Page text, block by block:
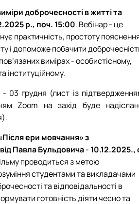
доброчесності в житті та
р., поч. 15:00. Вебінар - це
практичність, простоту
і допоможе побачити
вимірах - особистісному,
інституційному.
- 03 грудня (лист із
Zoom на захід буде
ери мовчання» з
Павла Бульдовича- 10.12.2025.,
проводиться з метою
студентами та викладачами
та відповідальності в
готовність діяти чесно та